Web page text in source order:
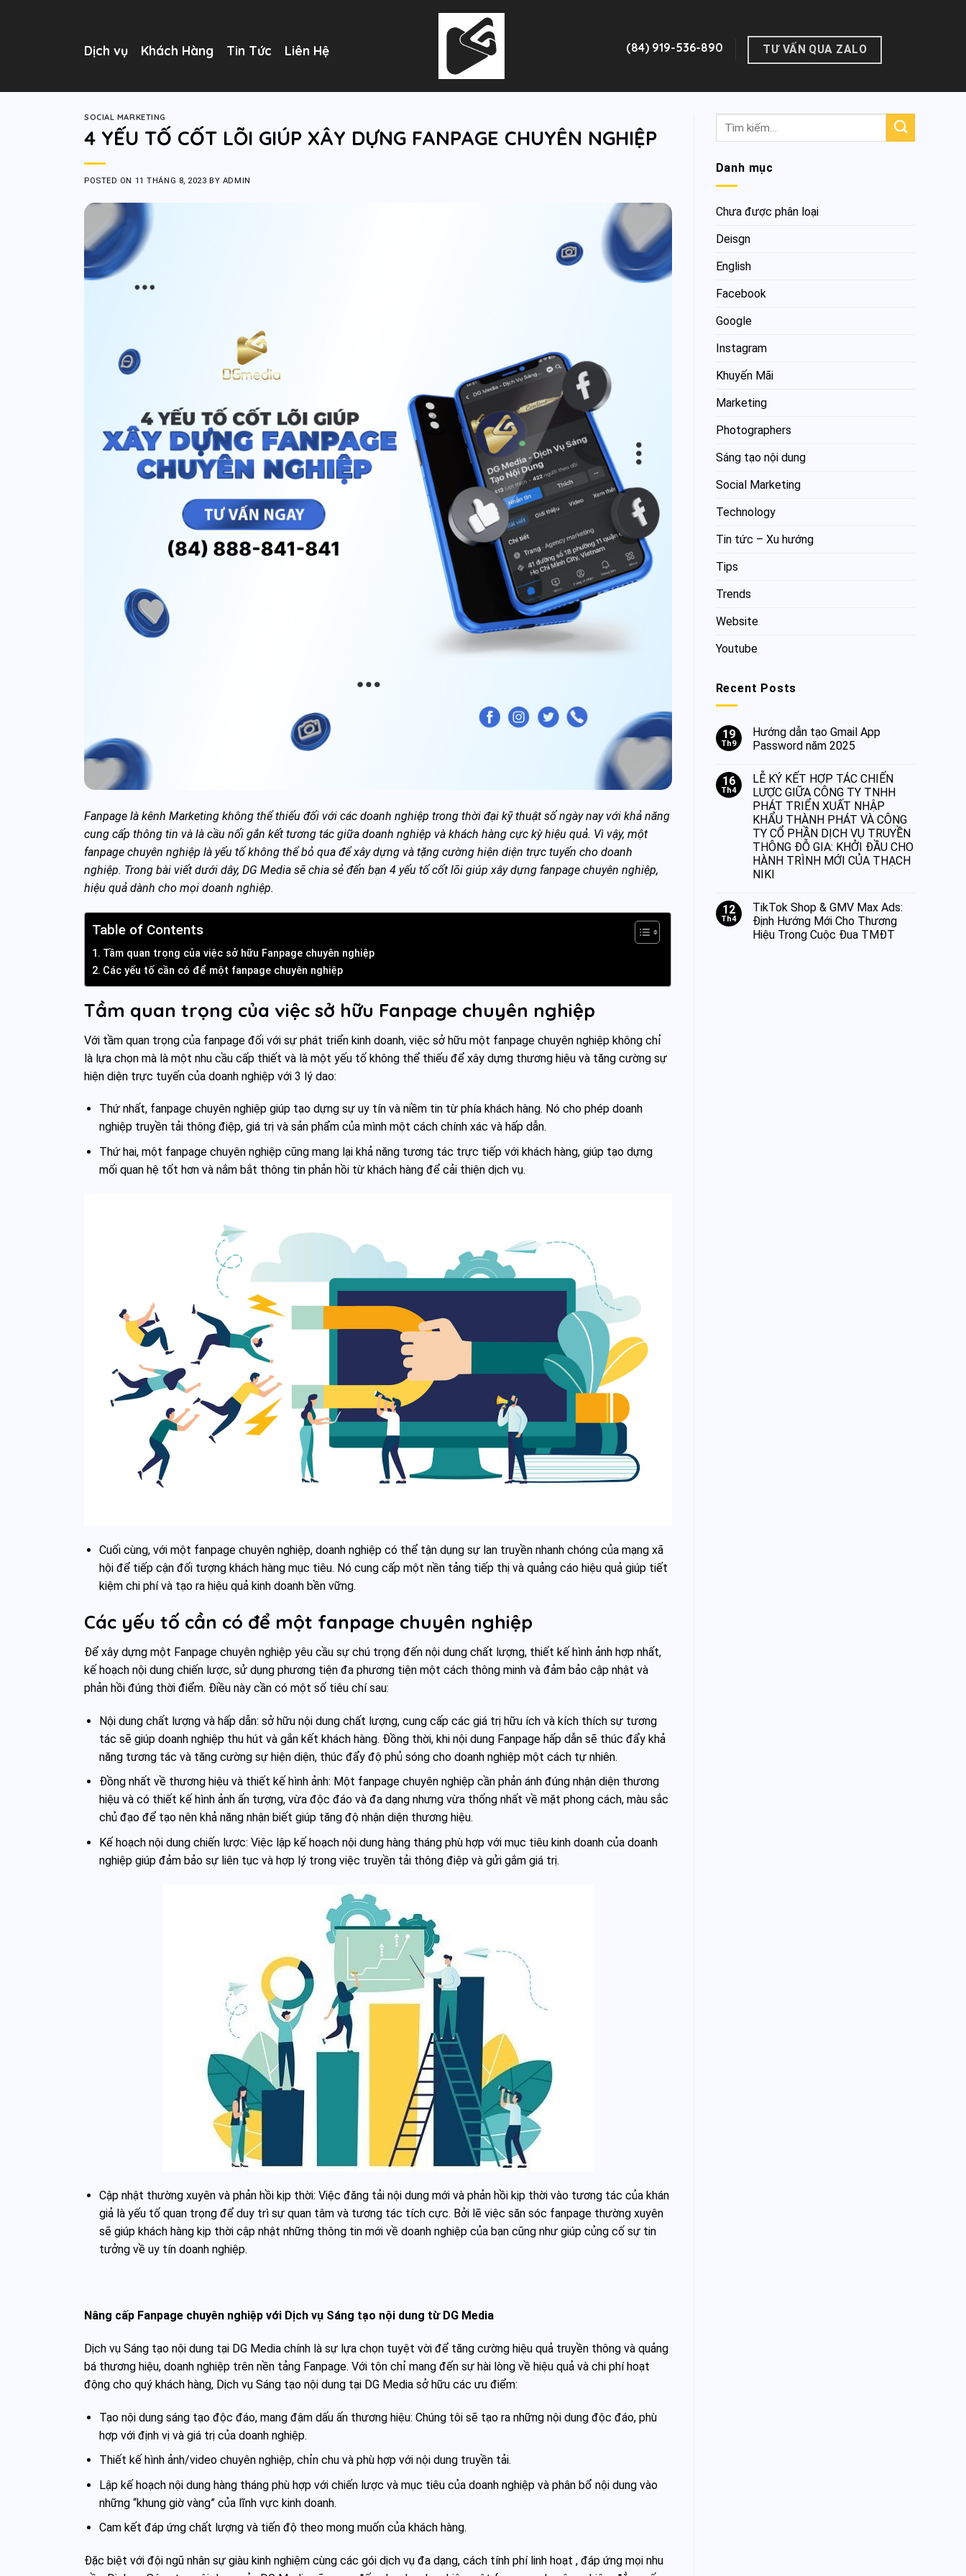
Dịch vụ Khách Hàng Tin Tức Liên Hệ (84) 919-536-890 TƯ VẤN QUA ZALO
SOCIAL MARKETING
4 YẾU TỐ CỐT LÕI GIÚP XÂY DỰNG FANPAGE CHUYÊN NGHIỆP
POSTED ON 11 THÁNG 8, 2023 BY ADMIN
Fanpage là kênh Marketing không thể thiếu đối với các doanh nghiệp trong thời đại kỹ thuật số ngày nay với khả năng
cung cấp thông tin và là cầu nối gắn kết tương tác giữa doanh nghiệp và khách hàng cực kỳ hiệu quả. Vì vậy, một
fanpage chuyên nghiệp là yếu tố không thể bỏ qua để xây dựng và tặng cường hiện diện trực tuyến cho doanh
nghiệp. Trong bài viết dưới dây, DG Media sẽ chia sẻ đến bạn 4 yếu tố cốt lõi giúp xây dựng fanpage chuyên nghiệp,
hiệu quả dành cho mọi doanh nghiệp.
Table of Contents
Tầm quan trọng của việc sở hữu Fanpage chuyên nghiệp
Các yếu tố cần có để một fanpage chuyên nghiệp
Tầm quan trọng của việc sở hữu Fanpage chuyên nghiệp
Với tầm quan trọng của fanpage đối với sự phát triển kinh doanh, việc sở hữu một fanpage chuyên nghiệp không chỉ
là lựa chọn mà là một nhu cầu cấp thiết và là một yếu tố không thể thiếu để xây dựng thương hiệu và tăng cường sự
hiện diện trực tuyến của doanh nghiệp với 3 lý dao:
Thứ nhất, fanpage chuyên nghiệp giúp tạo dựng sự uy tín và niềm tin từ phía khách hàng. Nó cho phép doanh
nghiệp truyền tải thông điệp, giá trị và sản phẩm của mình một cách chính xác và hấp dẫn.
Thứ hai, một fanpage chuyên nghiệp cũng mang lại khả năng tương tác trực tiếp với khách hàng, giúp tạo dựng
mối quan hệ tốt hơn và nắm bắt thông tin phản hồi từ khách hàng để cải thiện dịch vụ.
Cuối cùng, với một fanpage chuyên nghiệp, doanh nghiệp có thể tận dụng sự lan truyền nhanh chóng của mạng xã
hội để tiếp cận đối tượng khách hàng mục tiêu. Nó cung cấp một nền tảng tiếp thị và quảng cáo hiệu quả giúp tiết
kiệm chi phí và tạo ra hiệu quả kinh doanh bền vững.
Các yếu tố cần có để một fanpage chuyên nghiệp
Để xây dựng một Fanpage chuyên nghiệp yêu cầu sự chú trọng đến nội dung chất lượng, thiết kế hình ảnh hợp nhất,
kế hoạch nội dung chiến lược, sử dụng phương tiện đa phương tiện một cách thông minh và đảm bảo cập nhật và
phản hồi đúng thời điểm. Điều này cần có một số tiêu chí sau:
Nội dung chất lượng và hấp dẫn: sở hữu nội dung chất lượng, cung cấp các giá trị hữu ích và kích thích sự tương
tác sẽ giúp doanh nghiệp thu hút và gắn kết khách hàng. Đồng thời, khi nội dung Fanpage hấp dẫn sẽ thúc đẩy khả
năng tương tác và tăng cường sự hiện diện, thúc đẩy độ phủ sóng cho doanh nghiệp một cách tự nhiên.
Đồng nhất về thương hiệu và thiết kế hình ảnh: Một fanpage chuyên nghiệp cần phản ánh đúng nhận diện thương
hiệu và có thiết kế hình ảnh ấn tượng, vừa độc đáo và đa dạng nhưng vừa thống nhất về mặt phong cách, màu sắc
chủ đạo để tạo nên khả năng nhận biết giúp tăng độ nhận diện thương hiệu.
Kế hoạch nội dung chiến lược: Việc lập kế hoạch nội dung hàng tháng phù hợp với mục tiêu kinh doanh của doanh
nghiệp giúp đảm bảo sự liên tục và hợp lý trong việc truyền tải thông điệp và gửi gắm giá trị.
Cập nhật thường xuyên và phản hồi kịp thời: Việc đăng tải nội dung mới và phản hồi kịp thời vào tương tác của khán
giả là yếu tố quan trọng để duy trì sự quan tâm và tương tác tích cực. Bởi lẽ việc săn sóc fanpage thường xuyên
sẽ giúp khách hàng kịp thời cập nhật những thông tin mới về doanh nghiệp của bạn cũng như giúp củng cố sự tin
tưởng về uy tín doanh nghiệp.
Nâng cấp Fanpage chuyên nghiệp với Dịch vụ Sáng tạo nội dung từ DG Media
Dịch vụ Sáng tạo nội dung tại DG Media chính là sự lựa chọn tuyệt vời để tăng cường hiệu quả truyền thông và quảng
bá thương hiệu, doanh nghiệp trên nền tảng Fanpage. Với tôn chỉ mang đến sự hài lòng về hiệu quả và chi phí hoạt
động cho quý khách hàng, Dịch vụ Sáng tạo nội dung tại DG Media sở hữu các ưu điểm:
Tạo nội dung sáng tạo độc đáo, mang đậm dấu ấn thương hiệu: Chúng tôi sẽ tạo ra những nội dung độc đáo, phù
hợp với định vị và giá trị của doanh nghiệp.
Thiết kế hình ảnh/video chuyên nghiệp, chỉn chu và phù hợp với nội dung truyền tải.
Lập kế hoạch nội dung hàng tháng phù hợp với chiến lược và mục tiêu của doanh nghiệp và phân bổ nội dung vào
những “khung giờ vàng” của lĩnh vực kinh doanh.
Cam kết đáp ứng chất lượng và tiến độ theo mong muốn của khách hàng.
Đặc biệt với đội ngũ nhân sự giàu kinh nghiệm cùng các gói dịch vụ đa dạng, cách tính phí linh hoạt , đáp ứng mọi nhu
Danh mục
Chưa được phân loại
Deisgn
English
Facebook
Google
Instagram
Khuyến Mãi
Marketing
Photographers
Sáng tạo nội dung
Social Marketing
Technology
Tin tức – Xu hướng
Tips
Trends
Website
Youtube
Recent Posts
19
Th9
Hướng dẫn tạo Gmail App
Password năm 2025
16
Th4
LỄ KÝ KẾT HỢP TÁC CHIẾN
LƯỢC GIỮA CÔNG TY TNHH
PHÁT TRIỂN XUẤT NHẬP
KHẨU THÀNH PHÁT VÀ CÔNG
TY CỔ PHẦN DỊCH VỤ TRUYỀN
THÔNG ĐỖ GIA: KHỞI ĐẦU CHO
HÀNH TRÌNH MỚI CỦA THẠCH
NIKI
12
Th4
TikTok Shop & GMV Max Ads:
Định Hướng Mới Cho Thương
Hiệu Trong Cuộc Đua TMĐT